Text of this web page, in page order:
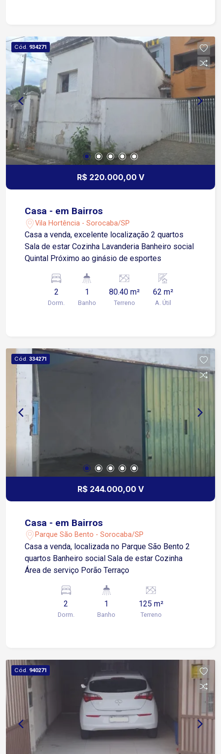
minutos do Shopping Cidade Região com
comércios, transporte e serviços próximos
Agende sua visita e venha conhecer!
Cód. 934271
R$ 220.000,00 V
Casa - em Bairros
Vila Hortência - Sorocaba/SP
Casa a venda, excelente localização 2 quartos
Sala de estar Cozinha Lavanderia Banheiro social
Quintal Próximo ao ginásio de esportes
2
Dorm.
1
Banho
80.40 m²
Terreno
62 m²
A. Útil
Cód. 334271
R$ 244.000,00 V
Casa - em Bairros
Parque São Bento - Sorocaba/SP
Casa a venda, localizada no Parque São Bento 2
quartos Banheiro social Sala de estar Cozinha
Área de serviço Porão Terraço
2
Dorm.
1
Banho
125 m²
Terreno
Cód. 940271